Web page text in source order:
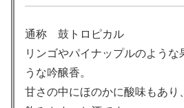
通称 鼓トロピカル
リンゴやパイナップルのような
うな吟醸香。
甘さの中にほのかに酸味もあり